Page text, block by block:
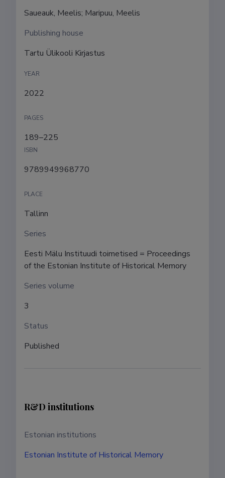
Saueauk, Meelis; Maripuu, Meelis
Publishing house
Tartu Ülikooli Kirjastus
YEAR
2022
PAGES
189–225
ISBN
9789949968770
PLACE
Tallinn
Series
Eesti Mälu Instituudi toimetised = Proceedings
of the Estonian Institute of Historical Memory
Series volume
3
Status
Published
R&D institutions
Estonian institutions
Estonian Institute of Historical Memory